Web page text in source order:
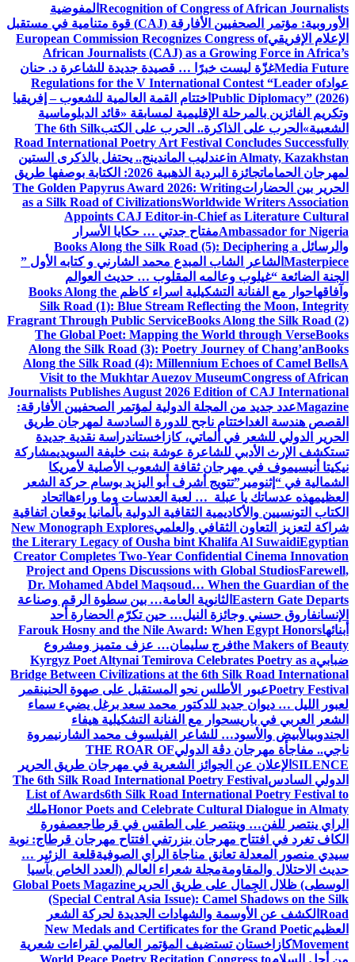
Recognition of Congress of African Journalists المفوضية
الأوروبية: مؤتمر الصحفيين الأفارقة (CAJ) قوة متنامية في مستقبل
الإعلام الإفريقيEuropean Commission Recognizes Congress of
African Journalists (CAJ) as a Growing Force in Africa’s
Media Futureغزّة ليست خبرًا … قصيدة جديدة للشاعرة د. حنان
عوادRegulations for the V International Contest “Leader of
Public Diplomacy” (2026) اختتام القمة العالمية للشعوب – إفريقيا
وتكريم الفائزين بالمرحلة الإقليمية لمسابقة «قائد الدبلوماسية
الشعبية» الحرب على الذاكرة.. الحرب على الكتبThe 6th Silk
Road International Poetry Art Festival Concludes Successfully
in Almaty, Kazakhstanعندليب الماندينج.. يحتفل بالذكرى الستين
لمهرجان الحمامات
جائزة البردية الذهبية 2026: الكتابة بوصفها طريق
الحرير بين الحضاراتThe Golden Papyrus Award 2026: Writing
as a Silk Road of CivilizationsWorldwide Writers Association
Appoints CAJ Editor-in-Chief as Literature Cultural
Ambassador for Nigeriaمفتاح جدتي … حكايا الأسرار
والرسائل Books Along the Silk Road (5): Deciphering a
Masterpiece الشاعر الشاب المبدع محمد الشارني و كتابه الأول ”
الجنة الضائعة “غيلوب وعالمه المقلوب … حديث العوالم
وآفاقهاحوار مع الفنانة التشكيلية اسراء كاظم Books Along the
Silk Road (1): Blue Stream Reflecting the Moon, Integrity
Fragrant Through Public ServiceBooks Along the Silk Road (2)
The Global Poet: Mapping the World through VerseBooks
Along the Silk Road (3): Poetry Journey of Chang’anBooks
Along the Silk Road (4): Millennium Echoes of Camel BellsA
Visit to the Mukhtar Auezov MuseumCongress of African
Journalists Publishes August 2026 Edition of CAJ International
Magazineعدد جديد من المجلة الدولية لمؤتمر الصحفيين الأفارقة:
القصص هندسة الغد اختتام ناجح للدورة السادسة لمهرجان طريق
الحرير الدولي للشعر في ألماتي، كازاخستاندراسة نقدية جديدة
تستكشف الإرث الأدبي للشاعرة عوشة بنت خليفة السويديمشاركة
نيكيتا أنيسيموف في مهرجان ثقافة الشعوب الأصلية لأمريكا
الشمالية في “إثنومير”تتويج أشرف أبو اليزيد بوسام حركة الشعر
العظيمهذه عدساتك يا عبلة … لعبة العدسات وما وراءها اتحاد
الكتاب التونسيين والأكاديمية الثقافية الدولية بألمانيا يوقعان اتفاقية
شراكة لتعزيز التعاون الثقافي والعلميNew Monograph Explores
the Literary Legacy of Ousha bint Khalifa Al SuwaidiEgyptian
Creator Completes Two-Year Confidential Cinema Innovation
Project and Opens Discussions with Global StudiosFarewell,
Dr. Mohamed Abdel Maqsoud… When the Guardian of the
Eastern Gate Departs الثانوية العامة… بين سطوة الرقم وصناعة
الإنسانفاروق حسني وجائزة النيل… حين تكرّم الحضارة أحد
أبنائهاFarouk Hosny and the Nile Award: When Egypt Honors
the Makers of Beautyفرج سليمان… عزف متميز ومشروع
ضبابيKyrgyz Poet Altynai Temirova Celebrates Poetry as a
Bridge Between Civilizations at the 6th Silk Road International
Poetry Festivalعبور الأطلس نحو المستقبل على صهوة الحنينقمر
لعبور الليل … ديوان جديد للدكتور محمد سعد برغل يضيء سماء
الشعر العربي في باريسحوار مع الفنانة التشكيلية هيفاء
الجندوبيالأبيض والأسود… للشاعر الفيلسوف محمد الشارنيمروة
ناجي.. مفاجأة مهرجان دڨة الدوليTHE ROAR OF
SILENCE الإعلان عن الجوائز الشعرية في مهرجان طريق الحرير
الدولي السادسThe 6th Silk Road International Poetry Festival
List of Awards6th Silk Road International Poetry Festival to
Honor Poets and Celebrate Cultural Dialogue in Almatyملك
الراي ينتصر للفن… وينتصر على الطقس في قرطاجعصفورة
الكاف تغرد في افتتاح مهرجان بنزرتفي افتتاح مهرجان قرطاج: نوبة
سيدي منصور المعدلة تعانق مناجاة الراي الصوفيةقلعة الزئير …
حديث الاحتلال والمقاومةمجلة شعراء العالم (العدد الخاص بآسيا
الوسطى) ظلال الجِمال على طريق الحرير Global Poets Magazine
(Special Central Asia Issue): Camel Shadows on the Silk
Road الكشف عن الأوسمة والشهادات الجديدة لحركة الشعر
العظيمNew Medals and Certificates for the Grand Poetic
Movementكازاخستان تستضيف المؤتمر العالمي لقراءات شعرية